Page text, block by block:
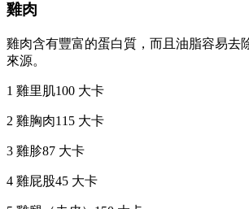
雞肉
雞肉含有豐富的蛋白質，而且油脂容易去
來源。
1 雞里肌100 大卡
2 雞胸肉115 大卡
3 雞胗87 大卡
4 雞屁股45 大卡